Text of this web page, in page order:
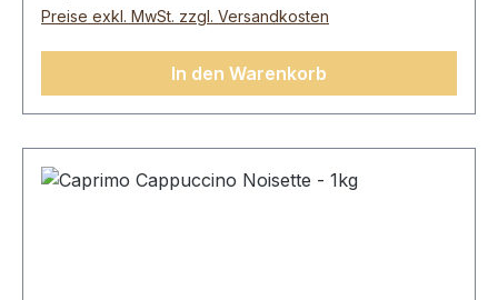
Preise exkl. MwSt. zzgl. Versandkosten
In den Warenkorb